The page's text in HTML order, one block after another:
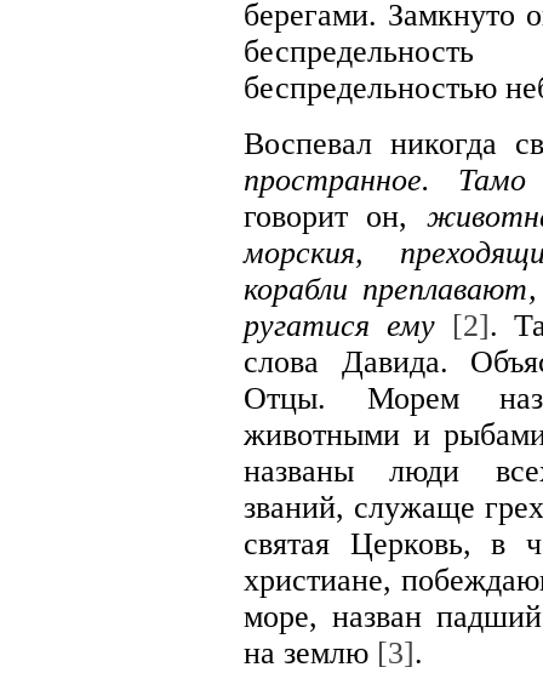
берегами. Замкнуто
беспредельностью
Воспевал никогда
пространное.
говорит он,
морския,
корабли
ругатися ему [2].
слова Давида.
Отцы. Морем
животными и
названы люди
званий, служаще
святая Церковь, в
христиане,
море, назван
на землю [3].